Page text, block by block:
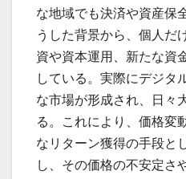
な地域でも決済や資産保
うした背景から、個人だ
資や資本運用、新たな資
している。実際にデジタ
な市場が形成され、日々
る。これにより、価格変
なリターン獲得の手段と
し、その価格の不安定さ